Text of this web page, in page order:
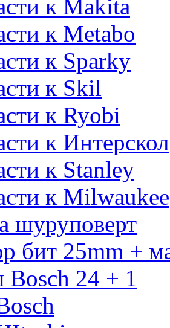
к Makita
к Metabo
к Sparky
к Skil
к Ryobi
к Интерскол
к Stanley
к Milwaukee
шуруповерт
бит 25mm +
Bosch 24 + 1